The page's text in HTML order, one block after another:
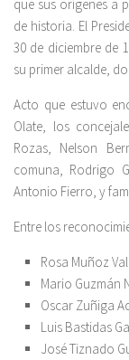
que sus orígenes a
de historia. El
30 de diciembre de
su primer alcalde,
Acto que estuvo
Olate, los
Rozas, Nelson
comuna, Rodrigo
Antonio Fierro, y
Entre los
Rosa Muñoz
Mario Guzmán
Oscar Zuñiga
Luis Bastidas
José Tiznado